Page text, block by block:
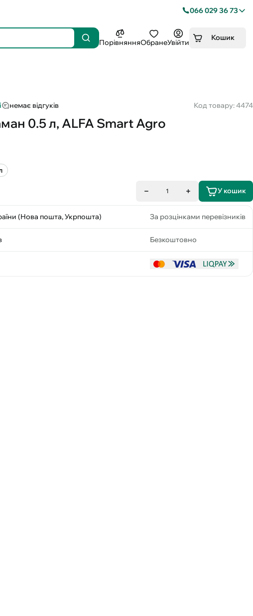
066 029 36 73
ПорівнянняОбранеУвійти
Кошик
немає відгуків Код товару: 4474
0.5 л, ALFA Smart Agro
1 У кошик
(Нова пошта, Укрпошта) За розцінками перевізників
Безкоштовно